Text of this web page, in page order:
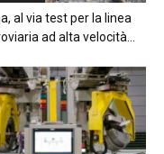
al via test per la linea
ad alta velocità...